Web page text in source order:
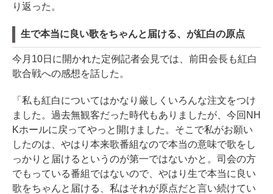
り返った。
生で本当に良い歌をちゃんと届ける、が紅白の原点
今月10日に開かれた定例記者会見では、前田会長も紅白
歌合戦への感想を話した。
「私も紅白についてはかなり厳しくいろんな注文をつけ
ました。過去無観客だった時代もありましたが、今回NH
Kホールに戻ってやっと開けました。そこで私がお願い
したのは、やはり本来歌番組なので本当の意味で歌をし
っかりと届けるというのが第一ではないかと。司会の方
でもっている番組ではないので、やはり生で本当に良い
歌をちゃんと届ける、私はそれが原点だと言い続けてい